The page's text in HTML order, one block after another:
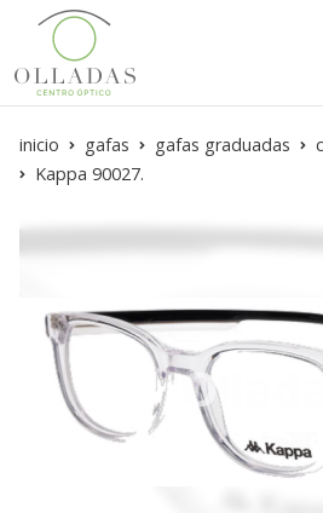
inicio gafas gafas graduadas
Kappa 90027.